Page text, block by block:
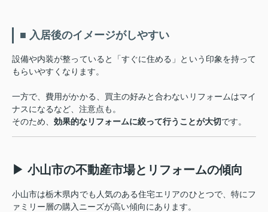
■ 入居後のイメージがしやすい
設備や内装が整っていると「すぐに住める」という印象を持って
もらいやすくなります。
一方で、費用がかかる、買主の好みと合わないリフォームはマイ
ナスになるなど、注意点も。
そのため、 効果的なリフォームに絞って行うことが大切です。
▶ 小山市の不動産市場とリフォームの傾向
小山市は栃木県内でも人気のある住宅エリアのひとつで、特にフ
ァミリー層の購入ニーズが高い傾向にあります。